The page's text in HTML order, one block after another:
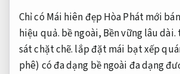
Chỉ có Mái hiên đẹp Hòa Phát mới
hiệu quả. bề ngoài, Bền vững lâu dài.
sát chặt chẽ. lắp đặt mái bạt xếp
phê) có đa dạng bề ngoài đa dạng